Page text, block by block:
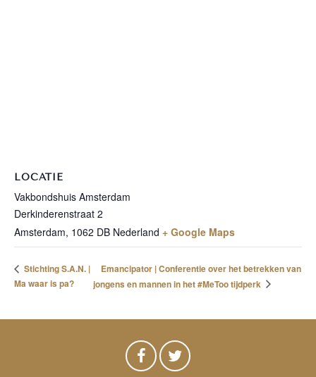
LOCATIE
Vakbondshuis Amsterdam
Derkinderenstraat 2
Amsterdam, 1062 DB Nederland + Google Maps
Stichting S.A.N. |
Ma waar is pa?
Emancipator | Conferentie over het betrekken van
jongens en mannen in het #MeToo tijdperk